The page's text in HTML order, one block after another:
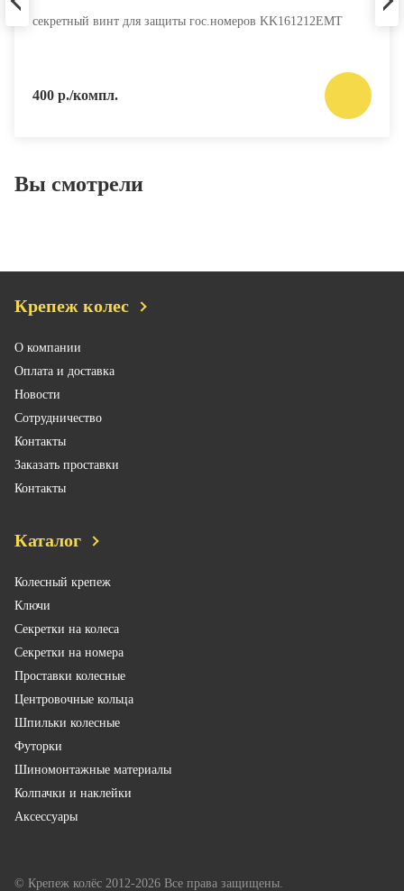
секретный винт для защиты гос.номеров KK161212EMT
400 р./компл.
Вы смотрели
Крепеж колес
О компании
Оплата и доставка
Новости
Сотрудничество
Контакты
Заказать проставки
Контакты
Каталог
Колесный крепеж
Ключи
Секретки на колеса
Секретки на номера
Проставки колесные
Центровочные кольца
Шпильки колесные
Футорки
Шиномонтажные материалы
Колпачки и наклейки
Аксессуары
© Крепеж колёс 2012-2026 Все права защищены.